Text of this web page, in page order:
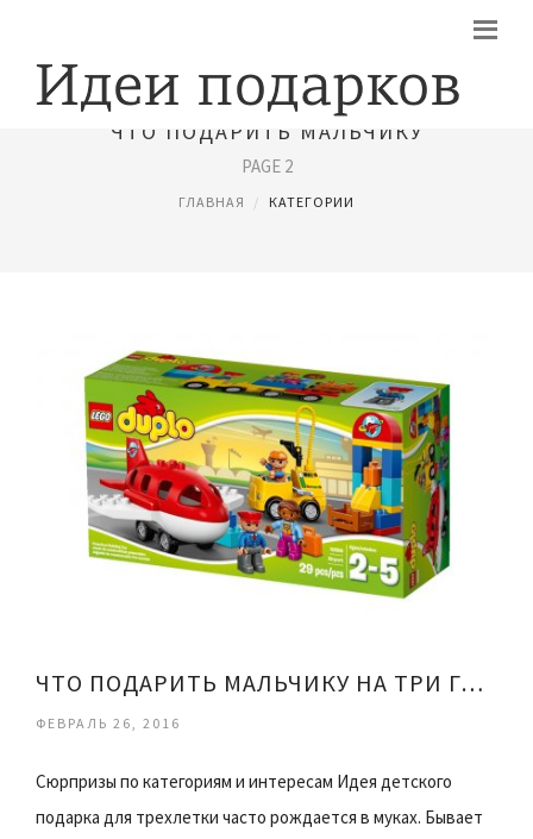
ЧТО ПОДАРИТЬ МАЛЬЧИКУ
PAGE 2
ГЛАВНАЯ КАТЕГОРИИ
ЧТО ПОДАРИТЬ МАЛЬЧИКУ НА ТРИ ГОДА
ФЕВРАЛЬ 26, 2016
Сюрпризы по категориям и интересам Идея детского
подарка для трехлетки часто рождается в муках. Бывает